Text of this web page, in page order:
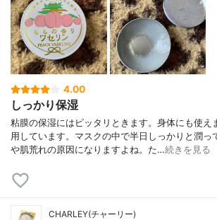
4.00
しっかり保湿
粘膜の保湿にはピッタリときます。身体にも使え
用しています。マスクの中で半日しっかりと潤っ
や肌荒れの原因になりますよね。た…続きを見る
CHARLEY(チャーリー)